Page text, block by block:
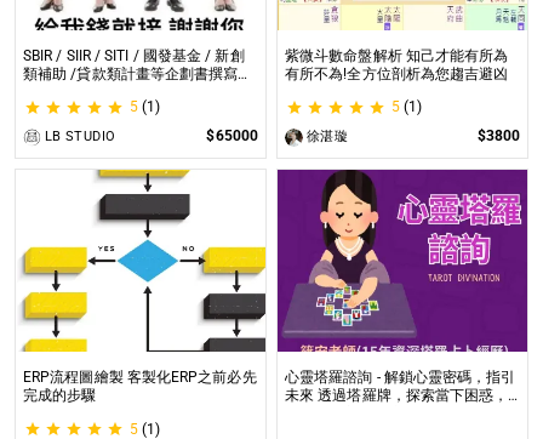
SBIR / SIIR / SITI / 國發基金 / 新創
類補助 /貸款類計畫等企劃書撰寫
類補助 /貸款類計畫等企劃書撰寫
5 (1)
LB STUDIO $65000
紫微斗數命盤解析 知己才能有所為
有所不為!全方位剖析為您趨吉避凶
5 (1)
徐湛璇 $3800
ERP流程圖繪製 客製化ERP之前必先
完成的步驟
5 (1)
心靈塔羅諮詢 - 解鎖心靈密碼，指引
未來 透過塔羅牌，探索當下困惑，